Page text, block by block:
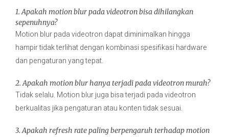
1. Apakah motion blur pada videotron bisa dihilangkan
sepenuhnya?
Motion blur pada videotron dapat diminimalkan hingga
hampir tidak terlihat dengan kombinasi spesifikasi hardware
dan pengaturan yang tepat.
2. Apakah motion blur hanya terjadi pada videotron murah?
Tidak selalu. Motion blur juga bisa terjadi pada videotron
berkualitas jika pengaturan atau konten tidak sesuai.
3. Apakah refresh rate paling berpengaruh terhadap motion